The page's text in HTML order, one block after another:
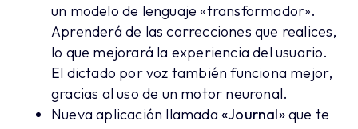
un modelo de lenguaje «transformador».
Aprenderá de las correcciones que realices,
lo que mejorará la experiencia del usuario.
El dictado por voz también funciona mejor,
gracias al uso de un motor neuronal.
Nueva aplicación llamada «Journal»que te